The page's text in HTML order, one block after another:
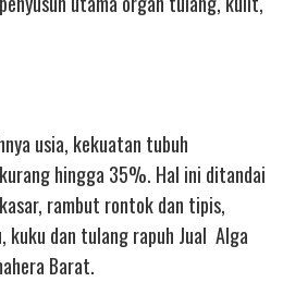
usia, kekuatan tubuh
hingga 35%. Hal ini ditandai
rambut rontok dan tipis,
kuku dan tulang rapuh Jual Alga
Barat.